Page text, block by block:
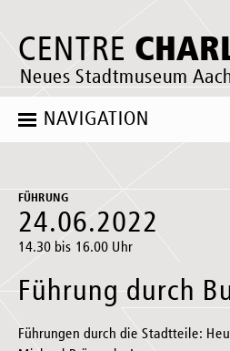
CENTRE
Neues Stadtmuseum
NAVIGATION
FÜHRUNG
24.06.2022
14.30 bis 16.00 Uhr
Führung durch
Führungen durch die Stadtteile: